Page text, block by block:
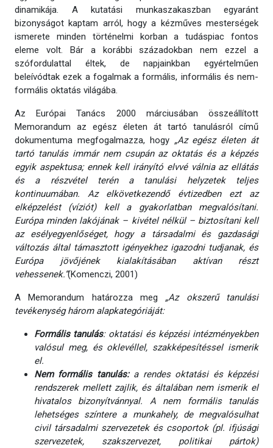
dinamikája. A kutatási munkaszakaszban egyaránt
bizonyságot kaptam arról, hogy a kézműves mesterségek
ismerete minden történelmi korban a tudáspiac fontos
eleme volt. Bár a korábbi századokban nem ezzel a
szófordulattal éltek, de napjainkban egyértelműen
beleívódtak ezek a fogalmak a formális, informális és nem-
formális oktatás világába.
Az Európai Tanács 2000 márciusában összeállított
Memorandum az egész életen át tartó tanulásról című
dokumentuma megfogalmazza, hogy „Az egész életen át
tartó tanulás immár nem csupán az oktatás és a képzés
egyik aspektusa; ennek kell irányító elvvé válnia az ellátás
és a részvétel terén a tanulási helyzetek teljes
kontinuumában. Az elkövetkezendő évtizedben ezt az
elképzelést (víziót) kell a gyakorlatban megvalósítani.
Európa minden lakójának – kivétel nélkül – biztosítani kell
az esélyegyenlőséget, hogy a társadalmi és gazdasági
változás által támasztott igényekhez igazodni tudjanak, és
Európa jövőjének kialakításában aktívan részt
vehessenek.”(Komenczi, 2001)
A Memorandum határozza meg „Az okszerű tanulási
tevékenység három alapkategóriáját:
Formális tanulás: oktatási és képzési intézményekben
valósul meg, és oklevéllel, szakképesítéssel ismerik
el.
Nem formális tanulás: a rendes oktatási és képzési
rendszerek mellett zajlik, és általában nem ismerik el
hivatalos bizonyítvánnyal. A nem formális tanulás
lehetséges színtere a munkahely, de megvalósulhat
civil társadalmi szervezetek és csoportok (pl. ifjúsági
szervezetek, szakszervezet, politikai pártok)